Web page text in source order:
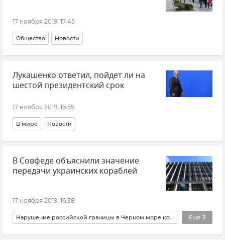
17 ноября 2019, 17:45
Общество Новости
Лукашенко ответил, пойдет ли на
шестой президентский срок
17 ноября 2019, 16:55
В мире Новости
В Совфеде объяснили значение
передачи украинских кораблей
17 ноября 2019, 16:38
Еще 3
Нарушение российской границы в Черном море кораблями ВМС Украины
Политика Новости В мире